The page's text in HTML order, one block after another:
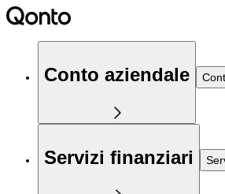
Conto aziendale
Servizi finanziari